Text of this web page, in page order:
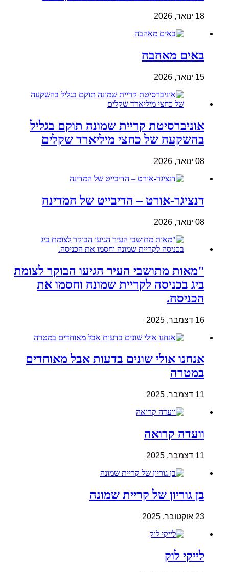
18 ינואר, 2026
באים מאהבה
15 ינואר, 2026
אוניברסיטת קריית שמונה תוקם בגליל
בהשקעה של כחצי מיליארד שקלים
08 ינואר, 2026
דנציגר-אורט – הדיבייט של המדינה
08 ינואר, 2026
"מאות מתושבי העיר הגיעו הבוקר לצומת
ביג בכניסה לקריית שמונה וחסמו את
הכניסה.
16 דצמבר, 2025
אנחנו אולי שונים בדעות אבל מאוחדים
במטרה
11 דצמבר, 2025
וועדה קרואה
11 דצמבר, 2025
בן גוריון של קריית שמונה
23 אוקטובר, 2025
לייקי לוק